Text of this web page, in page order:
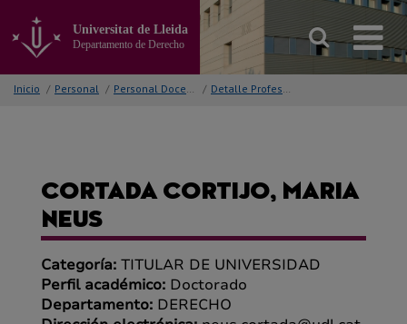
contenido
principal
Universitat de Lleida
Departamento de Derecho
Inicio / Personal / Personal Docente / Detalle Profesor/a